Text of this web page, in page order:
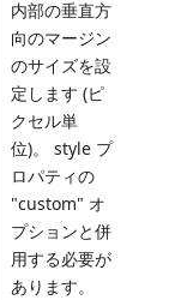
内部の垂直方
向のマージン
のサイズを設
定します (ピ
クセル単
位)。 style プ
ロパティの
"custom" オ
プションと併
用する必要が
あります。